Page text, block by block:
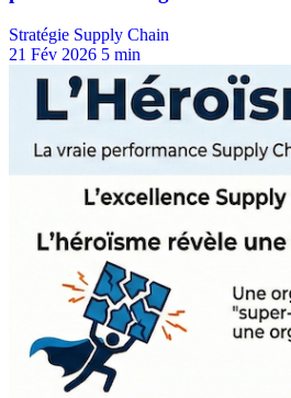
Stratégie Supply Chain
21 Fév 2026 5 min